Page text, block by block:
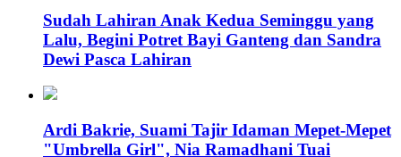
Sudah Lahiran Anak Kedua Seminggu yang
Lalu, Begini Potret Bayi Ganteng dan Sandra
Dewi Pasca Lahiran
Ardi Bakrie, Suami Tajir Idaman Mepet-Mepet
"Umbrella Girl", Nia Ramadhani Tuai